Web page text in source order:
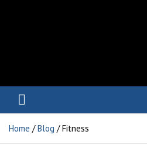
Home Blog Fitness